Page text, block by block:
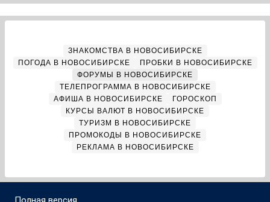
ЗНАКОМСТВА В НОВОСИБИРСКЕ
ПОГОДА В НОВОСИБИРСКЕ
ПРОБКИ В НОВОСИБИРСКЕ
ФОРУМЫ В НОВОСИБИРСКЕ
ТЕЛЕПРОГРАММА В НОВОСИБИРСКЕ
АФИША В НОВОСИБИРСКЕ
ГОРОСКОП
КУРСЫ ВАЛЮТ В НОВОСИБИРСКЕ
ТУРИЗМ В НОВОСИБИРСКЕ
ПРОМОКОДЫ В НОВОСИБИРСКЕ
РЕКЛАМА В НОВОСИБИРСКЕ